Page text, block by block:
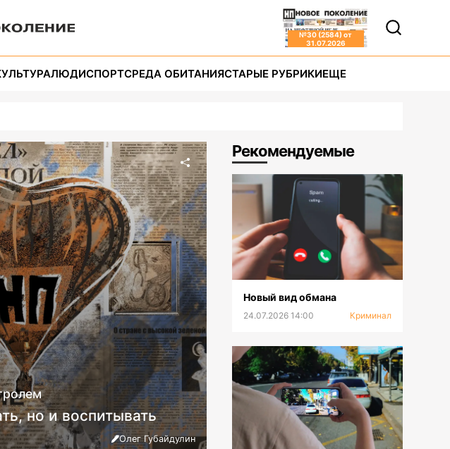
№30 (2584) от
31.07.2026
ЛЮДИСПОРТСРЕДА ОБИТАНИЯСТАРЫЕ РУБРИКИЕЩЕ
но и воспитывать
Олег Губайдулин
Рекомендуемые
Новый вид обмана
24.07.2026 14:00 Криминал